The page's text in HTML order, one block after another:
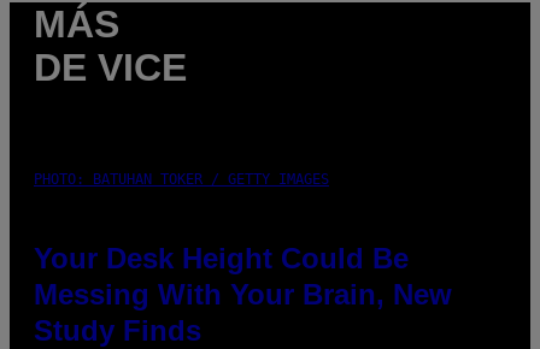
MÁS
DE VICE
PHOTO: BATUHAN TOKER / GETTY IMAGES
Your Desk Height Could Be
Messing With Your Brain, New
Study Finds